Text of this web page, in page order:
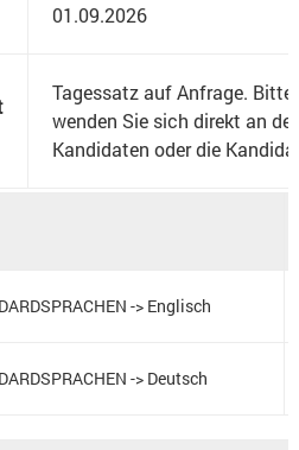
01.09.2026
Tagessatz auf Anfrage. Bitte
wenden Sie sich direkt an
Kandidaten oder die
-> Englisch
-> Deutsch